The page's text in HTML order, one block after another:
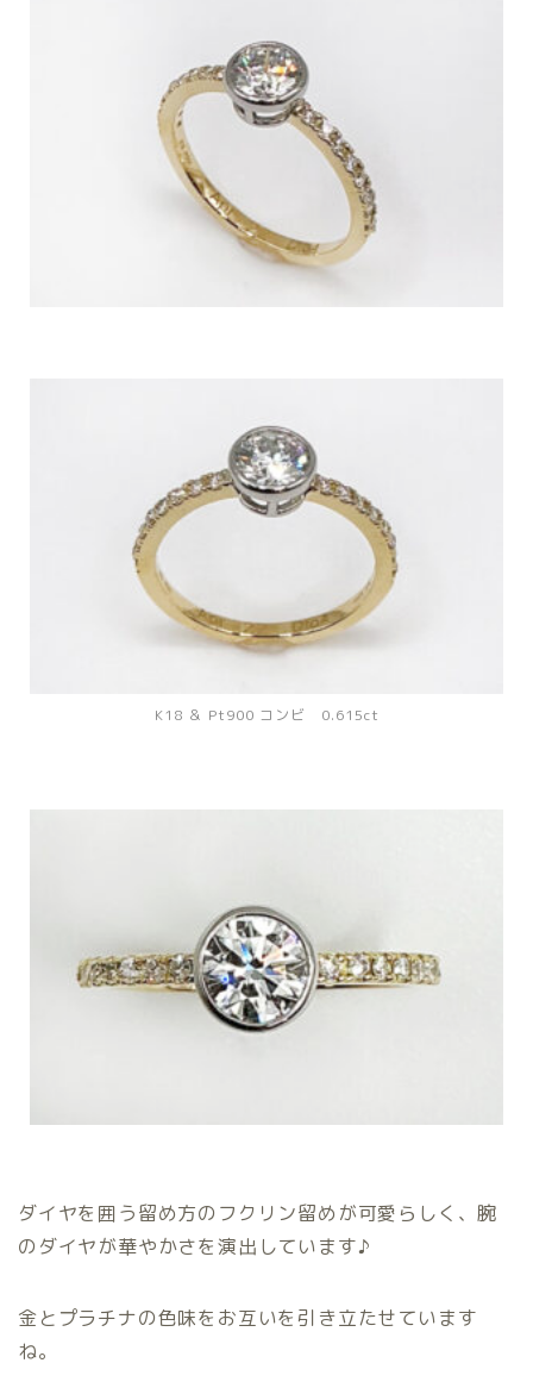
K18 ＆ Pt900 コンビ 0.615ct
ダイヤを囲う留め方のフクリン留めが可愛らしく、腕
のダイヤが華やかさを演出しています♪
金とプラチナの色味をお互いを引き立たせています
ね。